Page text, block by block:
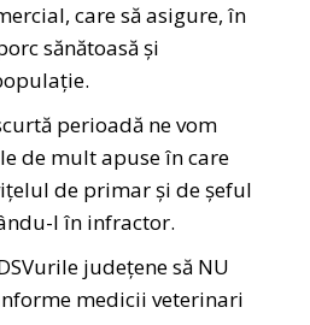
care să asigure, în
sănătoasă și
perioadă ne vom
de mult apuse în care
de primar și de șeful
l în infractor.
județene să NU
medicii veterinari